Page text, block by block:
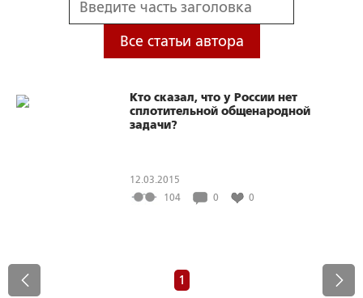
Все статьи автора
Кто сказал, что у России нет
сплотительной общенародной
задачи?
12.03.2015
104
0 0
1